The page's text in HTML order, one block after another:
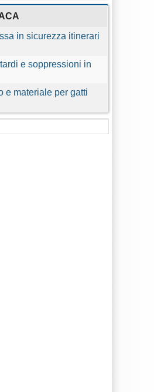
in sicurezza itinerari
e soppressioni in
e materiale per gatti